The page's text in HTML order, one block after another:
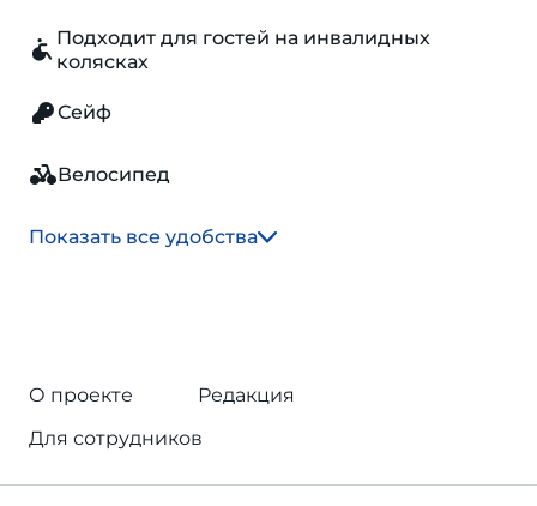
Подходит для гостей на инвалидных
колясках
Сейф
Велосипед
Показать все удобства
О проекте
Редакция
Для сотрудников